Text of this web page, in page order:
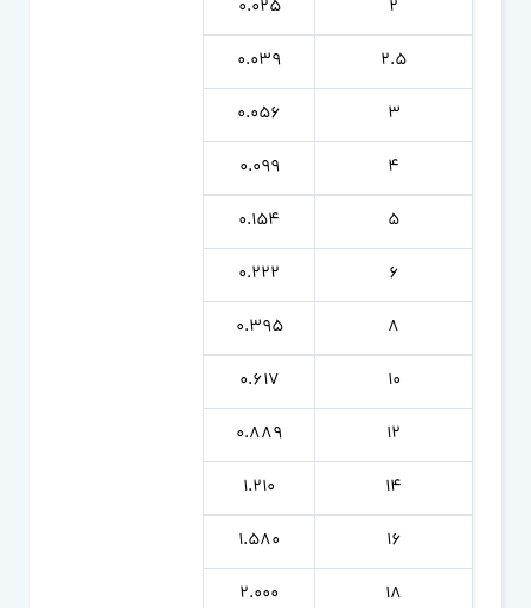
2
0.025
2.5
0.039
3
0.056
4
0.099
5
0.154
6
0.222
8
0.395
10
0.617
12
0.889
14
1.210
16
1.580
18
2.000